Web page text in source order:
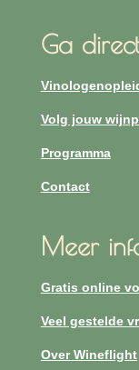
Ga
Volg jouw
Programma
Contact
Meer
Gratis online
Veel gestelde
Over Wineflight